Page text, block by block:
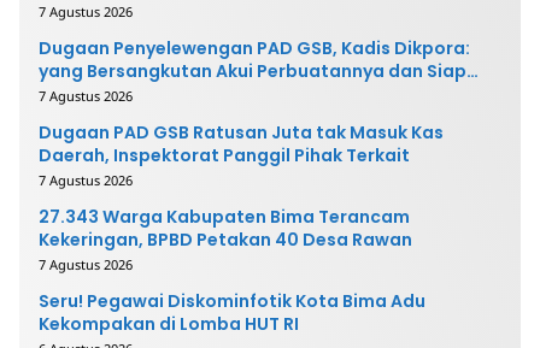
7 Agustus 2026
Dugaan Penyelewengan PAD GSB, Kadis Dikpora:
yang Bersangkutan Akui Perbuatannya dan Siap
Mengembalikan Uang
7 Agustus 2026
Dugaan PAD GSB Ratusan Juta tak Masuk Kas
Daerah, Inspektorat Panggil Pihak Terkait
7 Agustus 2026
27.343 Warga Kabupaten Bima Terancam
Kekeringan, BPBD Petakan 40 Desa Rawan
7 Agustus 2026
Seru! Pegawai Diskominfotik Kota Bima Adu
Kekompakan di Lomba HUT RI